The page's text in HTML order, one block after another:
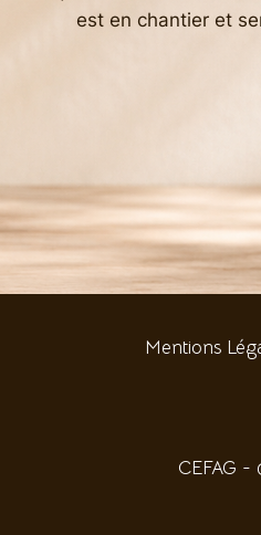
est en chantier et
Mentions
CEFAG -